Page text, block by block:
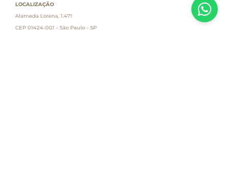
LOCALIZAÇÃO
Alameda Lorena, 1.471
CEP 01424-001 - São Paulo - SP